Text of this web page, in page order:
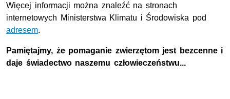
Więcej informacji można znaleźć na stronach
internetowych Ministerstwa Klimatu i Środowiska pod
adresem.
Pamiętajmy, że pomaganie zwierzętom jest bezcenne i
daje świadectwo naszemu człowieczeństwu...